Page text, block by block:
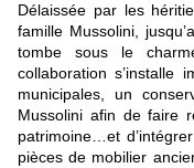
Délaissée par les
famille Mussolini,
tombe sous le
collaboration s’installe
municipales, un
Mussolini afin de faire
patrimoine…et
pièces de mobilier